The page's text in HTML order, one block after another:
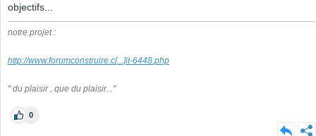
objectifs...
notre projet :
http://www.forumconstruire.c[...]it-6448.php
" du plaisir , que du plaisir..."
0